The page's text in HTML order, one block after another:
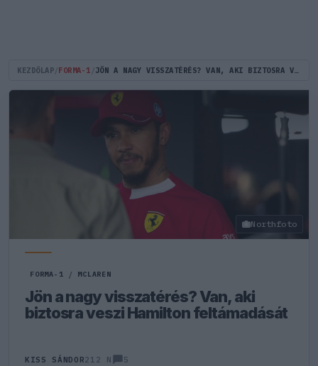
KEZDŐLAP FORMA-1 JÖN A NAGY VISSZATÉRÉS? VAN, AKI BIZTOSRA VESZI HAMILTON FELTÁMADÁSÁT
Northfoto
FORMA-1 / MCLAREN
Jön a nagy visszatérés? Van, aki
biztosra veszi Hamilton feltámadását
KISS SÁNDOR212 N 5